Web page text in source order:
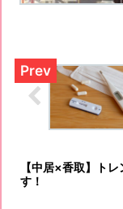
【中居×香取】ト
す！